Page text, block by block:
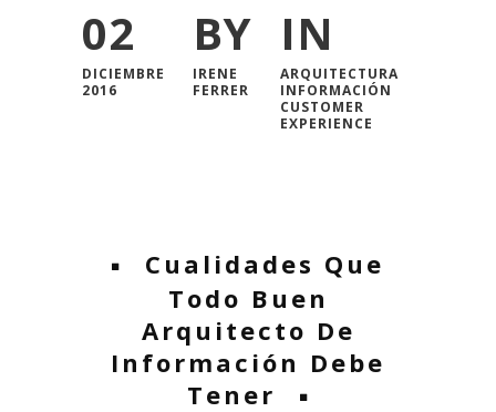
02
DICIEMBRE
2016
BY
IRENE
FERRER
IN
ARQUITECTURA
INFORMACIÓN
CUSTOMER
EXPERIENCE
Cualidades Que
Todo Buen
Arquitecto De
Información Debe
Tener